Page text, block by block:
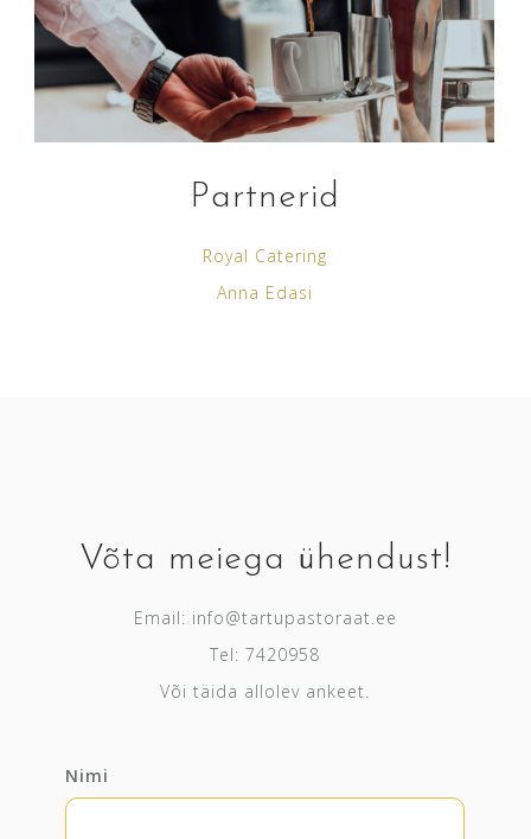
Partnerid
Royal Catering
Anna Edasi
Võta meiega ühendust!
Email: info@tartupastoraat.ee
Tel: 7420958
Või täida allolev ankeet.
Nimi